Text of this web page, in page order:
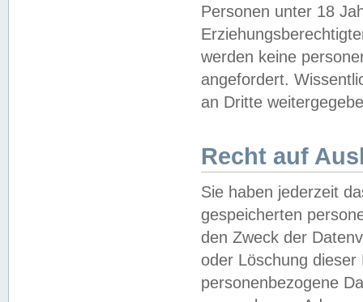
Personen unter 18
werden keine
angefordert.
an Dritte
Recht auf
Sie haben jederzeit
gespeicherten
den Zweck der
oder Löschung
personenbezogene